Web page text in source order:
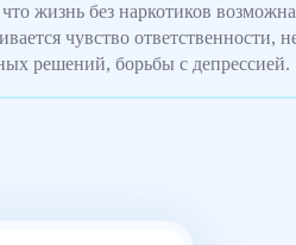
жизнь без наркотиков
чувство ответственности,
решений, борьбы с депрессией.